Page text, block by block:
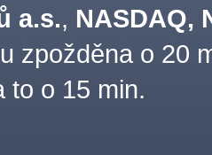
a.s., NASDAQ,
zpožděna o 20
to o 15 min.